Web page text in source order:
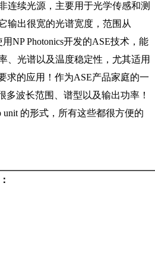
连续光源，主要用于光学传感和测
输出很宽的光谱宽度，范围从
NP Photonics开发的ASE技术，能
、光谱以及温度稳定性，尤其适用
求的应用！作为ASE产品家庭的一
多波长范围、谱型以及输出功率！
unit 的形式，所有这些都很方便的